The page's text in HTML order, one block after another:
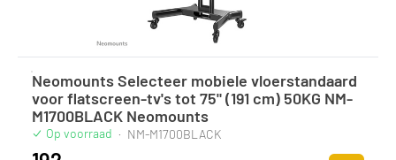
Neomounts Selecteer mobiele vloerstandaard
voor flatscreen-tv's tot 75" (191 cm) 50KG NM-
M1700BLACK Neomounts
Op voorraad · NM-M1700BLACK